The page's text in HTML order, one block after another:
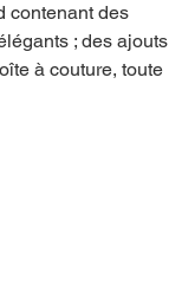
contenant des
; des ajouts
à couture, toute